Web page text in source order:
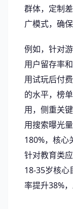
群体，定制
广模式，确
例如，针对
用户留存率
用试玩后付
的水平，榜
用，侧重关
用搜索曝光
180%，核心
针对教育类
18-35岁核心
率提升38%